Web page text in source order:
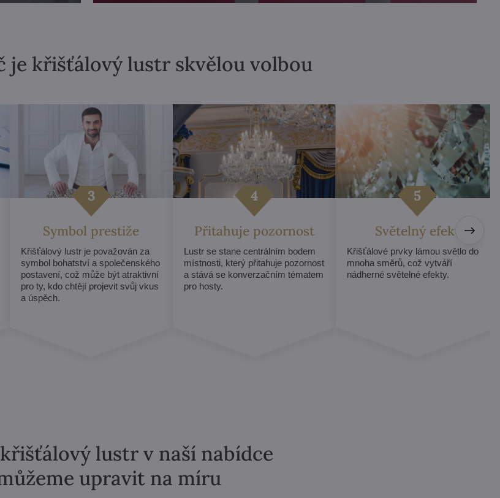
je křišťálový lustr skvělou volbou
Symbol prestiže
Křišťálový lustr je považován za
symbol bohatství a společenského
postavení, což může být atraktivní
pro ty, kdo chtějí projevit svůj vkus
a úspěch.
Přitahuje pozornost
Lustr se stane centrálním bodem
místnosti, který přitahuje pozornost
a stává se konverzačním tématem
pro hosty.
Světelný efekt
Křišťálové prvky lámou světlo do
mnoha směrů, což vytváří
nádherné světelné efekty.
lustr v naší nabídce
upravit na míru